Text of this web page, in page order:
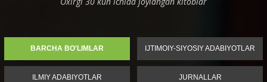
BARCHA BO'LIMLAR IJTIMOIY-SIYOSIY ADABIYOTLAR
ILMIY ADABIYOTLAR JURNALLAR